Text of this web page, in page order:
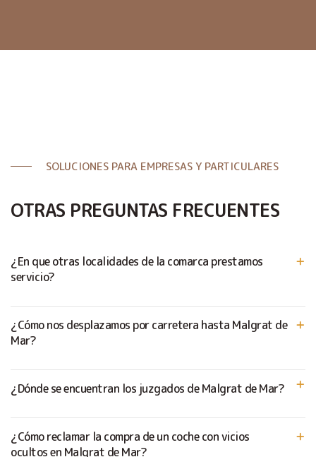
SOLUCIONES PARA EMPRESAS Y PARTICULARES
OTRAS PREGUNTAS FRECUENTES
¿En que otras localidades de la comarca prestamos
servicio?
¿Cómo nos desplazamos por carretera hasta Malgrat de
Mar?
¿Dónde se encuentran los juzgados de Malgrat de Mar?
¿Cómo reclamar la compra de un coche con vicios
ocultos en Malgrat de Mar?